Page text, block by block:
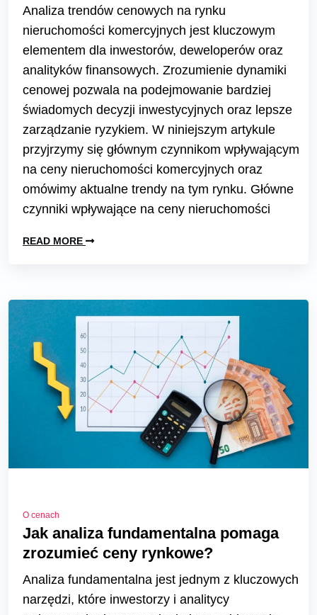
Analiza trendów cenowych na rynku
nieruchomości komercyjnych jest kluczowym
elementem dla inwestorów, deweloperów oraz
analityków finansowych. Zrozumienie dynamiki
cenowej pozwala na podejmowanie bardziej
świadomych decyzji inwestycyjnych oraz lepsze
zarządzanie ryzykiem. W niniejszym artykule
przyjrzymy się głównym czynnikom wpływającym
na ceny nieruchomości komercyjnych oraz
omówimy aktualne trendy na tym rynku. Główne
czynniki wpływające na ceny nieruchomości
READ MORE
O cenach
Jak analiza fundamentalna pomaga
zrozumieć ceny rynkowe?
Analiza fundamentalna jest jednym z kluczowych
narzędzi, które inwestorzy i analitycy